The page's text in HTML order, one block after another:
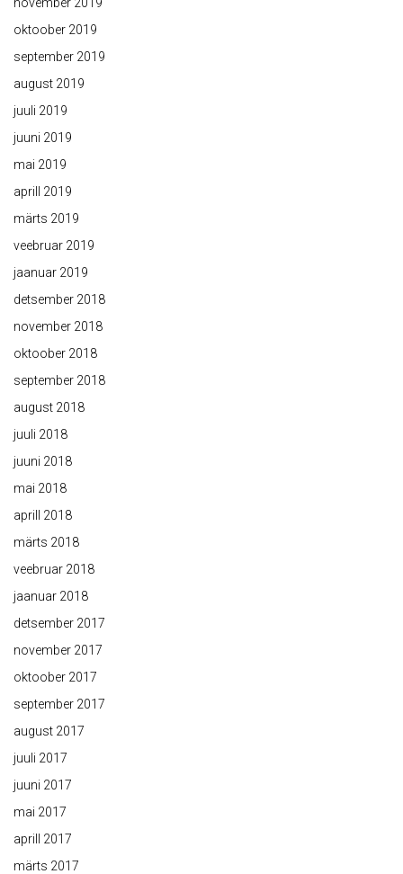
oktoober 2019
september 2019
august 2019
juuli 2019
juuni 2019
mai 2019
aprill 2019
märts 2019
veebruar 2019
jaanuar 2019
detsember 2018
november 2018
oktoober 2018
september 2018
august 2018
juuli 2018
juuni 2018
mai 2018
aprill 2018
märts 2018
veebruar 2018
jaanuar 2018
detsember 2017
november 2017
oktoober 2017
september 2017
august 2017
juuli 2017
juuni 2017
mai 2017
aprill 2017
märts 2017